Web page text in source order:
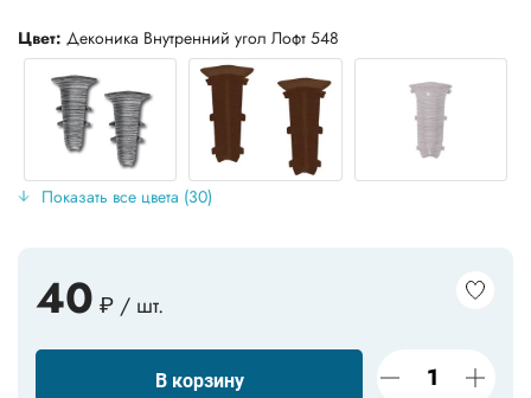
Цвет: Деконика Внутренний угол Лофт 548
Показать все цвета (30)
40 ₽ / шт.
В корзину